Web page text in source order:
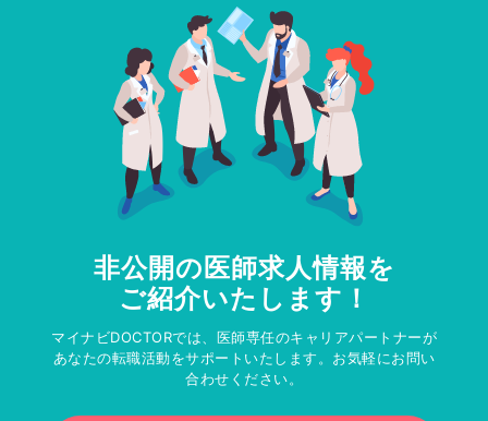
非公開の医師求人情報を
ご紹介いたします！
マイナビDOCTORでは、医師専任のキャリアパートナーが
あなたの転職活動をサポートいたします。お気軽にお問い
合わせください。